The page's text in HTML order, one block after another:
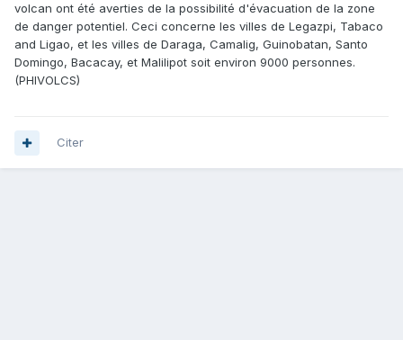
volcan ont été averties de la possibilité d'évacuation de la zone
de danger potentiel. Ceci concerne les villes de Legazpi, Tabaco
and Ligao, et les villes de Daraga, Camalig, Guinobatan, Santo
Domingo, Bacacay, et Malilipot soit environ 9000 personnes.
(PHIVOLCS)
Citer